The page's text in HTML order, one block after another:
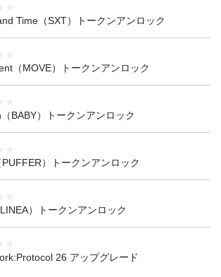
Time（SXT）トークンアンロック
（MOVE）トークンアンロック
BABY）トークンアンロック
）トークンアンロック
）トークンアンロック
26 アップグレード